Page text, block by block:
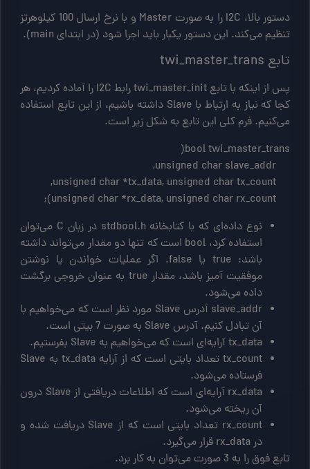
دستور بالا، I2C را به صورت Master و با نرخ ارسال 100 کیلوهرتز
تنظیم می‌کند. این دستور یکبار باید اجرا شود (در ابتدای main).
تابع twi_master_trans
پس از اینکه با تابع twi_master_init رابط I2C را آماده کردیم، هر
کجا که نیاز به ارتباط با Slave داشته باشیم، از این تابع استفاده
می‌کنیم. فرم کلی این تابع به شکل زیر است.
نوع داده‌ای که با کتابخانه stdbool.h در زبان C می‌توان
استفاده کرد، bool است که تنها دو مقدار می‌تواند داشته
باشد: true یا false. اگر عملیات خواندن یا نوشتن
موفقیت آمیز باشد، مقدار true به عنوان خروجی برگشت
داده می‌شود.
slave_addr آدرس Slave مورد نظر است که می‌خواهیم با
آن تبادل کنیم. آدرس Slave به صورت 7 بیتی است.
tx_data آرایه‌ای است که می‌خواهیم به Slave بفرستیم.
tx_count تعداد بایتی است که از آرایه tx_data به Slave
فرستاده می‌شود.
rx_data آرایه‌ای است که اطلاعات دریافتی از Slave درون
آن ریخته می‌شود.
rx_count تعداد بایتی است که از Slave دریافت شده و
در rx_data قرار می‌گیرد.
تابع فوق را به 3 صورت می‌توان به کار برد.